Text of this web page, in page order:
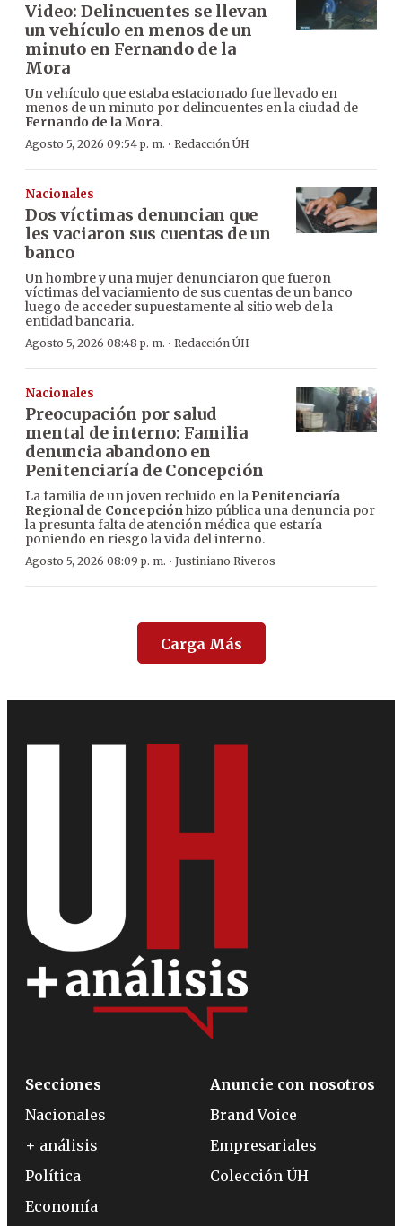
Video: Delincuentes se llevan
un vehículo en menos de un
minuto en Fernando de la
Mora
Un vehículo que estaba estacionado fue llevado en
menos de un minuto por delincuentes en la ciudad de
Fernando de la Mora.
Agosto 5, 2026 09:54 p. m. · Redacción ÚH
Nacionales
Dos víctimas denuncian que
les vaciaron sus cuentas de un
banco
Un hombre y una mujer denunciaron que fueron
víctimas del vaciamiento de sus cuentas de un banco
luego de acceder supuestamente al sitio web de la
entidad bancaria.
Agosto 5, 2026 08:48 p. m. · Redacción ÚH
Nacionales
Preocupación por salud
mental de interno: Familia
denuncia abandono en
Penitenciaría de Concepción
La familia de un joven recluido en la Penitenciaría
Regional de Concepciónhizo pública una denuncia por
la presunta falta de atención médica que estaría
poniendo en riesgo la vida del interno.
Agosto 5, 2026 08:09 p. m. · Justiniano Riveros
Carga Más
Secciones
Nacionales
+ análisis
Política
Economía
Anuncie con nosotros
Brand Voice
Empresariales
Colección ÚH